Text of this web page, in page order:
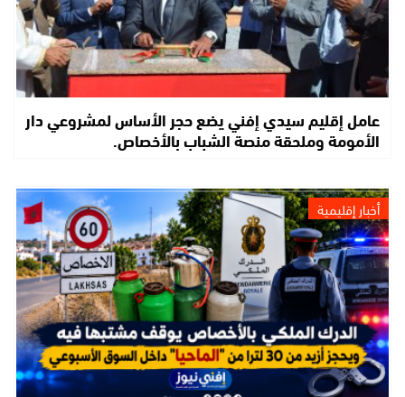
عامل إقليم سيدي إفني يضع حجر الأساس لمشروعي دار
الأمومة وملحقة منصة الشباب بالأخصاص.
أخبار إقليمية